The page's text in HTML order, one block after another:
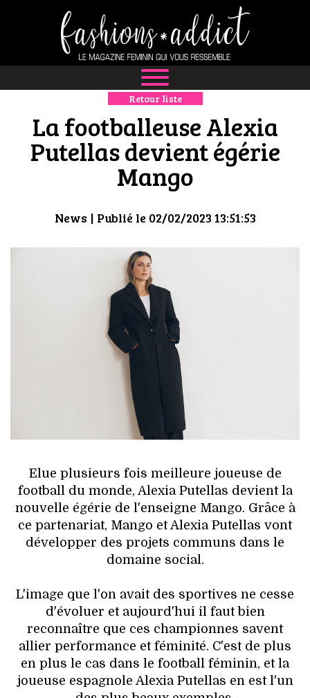
NEWS
MODE
LUXE
DÉFILÉS
BOUTIQUE
CULTURE
HIGH TECH
MAISON
LIEUX TENDANCES
MODE DE RUE
JEUNES CRÉATEURS
HISTOIRE DES MARQUES
DÉCO
VOYAGES & LOISIRS
Retour liste
La footballeuse Alexia
Putellas devient égérie
Mango
News | Publié le 02/02/2023 13:51:53
Elue plusieurs fois meilleure joueuse de
football du monde, Alexia Putellas devient la
nouvelle égérie de l'enseigne Mango. Grâce à
ce partenariat, Mango et Alexia Putellas vont
développer des projets communs dans le
domaine social.
L'image que l'on avait des sportives ne cesse
d'évoluer et aujourd'hui il faut bien
reconnaître que ces championnes savent
allier performance et féminité. C'est de plus
en plus le cas dans le football féminin, et la
joueuse espagnole Alexia Putellas en est l'un